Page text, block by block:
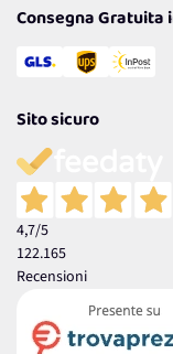
Consegna Gratuita
Sito sicuro
4,7/5
122.165
Recensioni